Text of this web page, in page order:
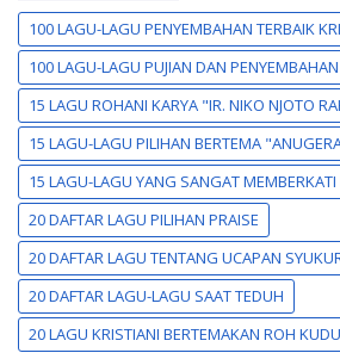
100 LAGU-LAGU PENYEMBAHAN TERBAIK
100 LAGU-LAGU PUJIAN DAN
15 LAGU ROHANI KARYA "IR. NIKO NJOTO
15 LAGU-LAGU PILIHAN BERTEMA
15 LAGU-LAGU YANG SANGAT
20 DAFTAR LAGU PILIHAN PRAISE
20 DAFTAR LAGU TENTANG UCAPAN
20 DAFTAR LAGU-LAGU SAAT TEDUH
20 LAGU KRISTIANI BERTEMAKAN ROH